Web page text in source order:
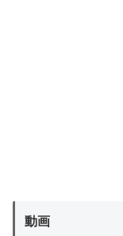
動画